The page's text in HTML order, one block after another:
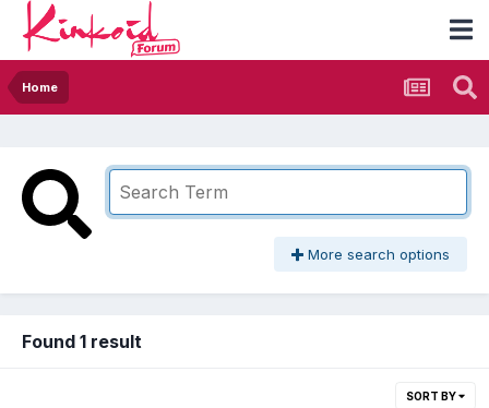
Home
More search options
Found 1 result
SORT BY